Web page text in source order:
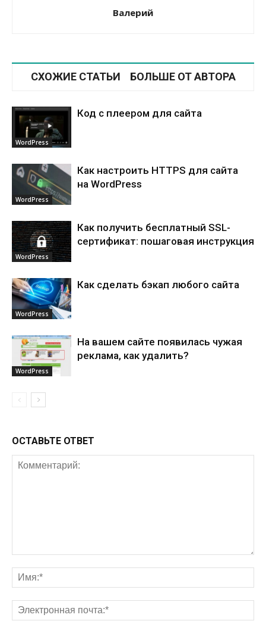
Валерий
СХОЖИЕ СТАТЬИ БОЛЬШЕ ОТ АВТОРА
WordPress
Код с плеером для сайта
WordPress
Как настроить HTTPS для сайта
на WordPress
WordPress
Как получить бесплатный SSL-
сертификат: пошаговая инструкция
WordPress
Как сделать бэкап любого сайта
WordPress
На вашем сайте появилась чужая
реклама, как удалить?
ОСТАВЬТЕ ОТВЕТ